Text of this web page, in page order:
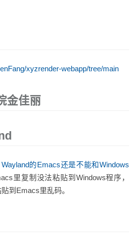
xyzrender-webapp/tree/main
金佳丽
Wayland的Emacs还是不能和Windows
里复制没法粘贴到Windows程序，
到Emacs里乱码。